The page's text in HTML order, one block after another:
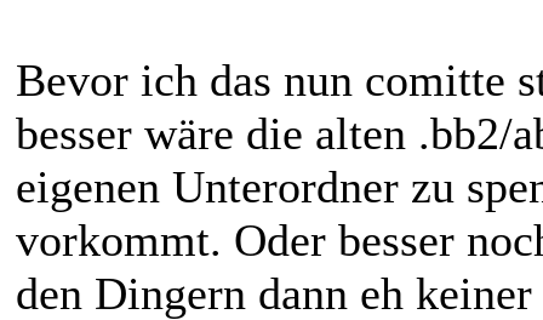
Bevor ich das nun comitte
besser wäre die alten .bb2/
eigenen Unterordner zu
vorkommt. Oder besser
den Dingern dann eh